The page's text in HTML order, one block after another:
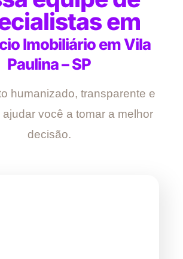
em
Imobiliário em Vila
Paulina – SP
humanizado, transparente e
você a tomar a melhor
decisão.